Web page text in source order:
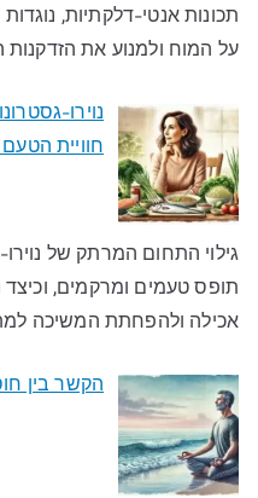
תכונות אנטי-דלקתיות,
על המוח ולמנוע את
נוירו-
חוויית
גילוי התחום המרתק של
תופס טעמים ומרקמים,
אכילה ולהפחתת המשיכה
הקשר בין